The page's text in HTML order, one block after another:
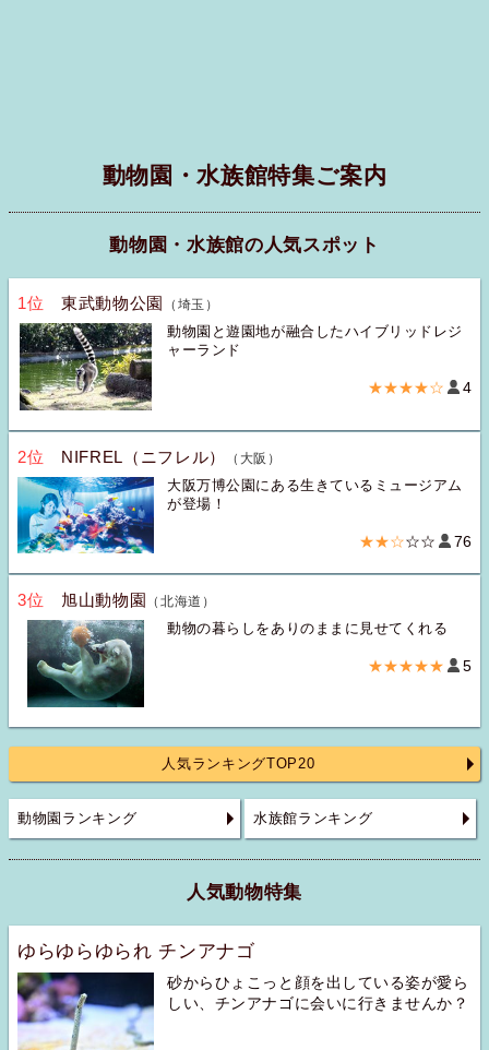
動物園・水族館特集ご案内
動物園・水族館の人気スポット
1位 東武動物公園
（埼玉）
動物園と遊園地が融合したハイブリッドレジ
ャーランド
★★★★☆ 4
2位 NIFREL（ニフレル）
（大阪）
大阪万博公園にある生きているミュージアム
が登場！
★★☆☆☆ 76
3位 旭山動物園 （北海道）
動物の暮らしをありのままに見せてくれる
★★★★★ 5
人気ランキングTOP20
動物園ランキング 水族館ランキング
人気動物特集
ゆらゆらゆられ チンアナゴ
砂からひょこっと顔を出している姿が愛ら
しい、チンアナゴに会いに行きませんか？